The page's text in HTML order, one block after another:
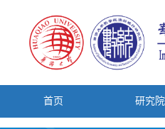
首页 研究